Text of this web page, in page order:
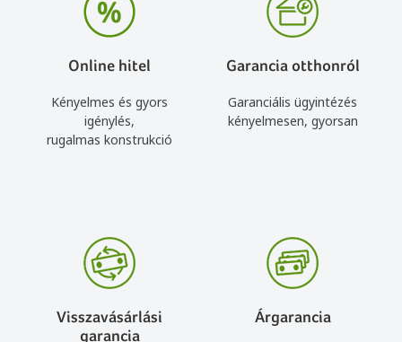
Online hitel
Kényelmes és gyors
igénylés,
rugalmas konstrukció
Garancia otthonról
Garanciális ügyintézés
kényelmesen, gyorsan
Visszavásárlási
garancia
Árgarancia